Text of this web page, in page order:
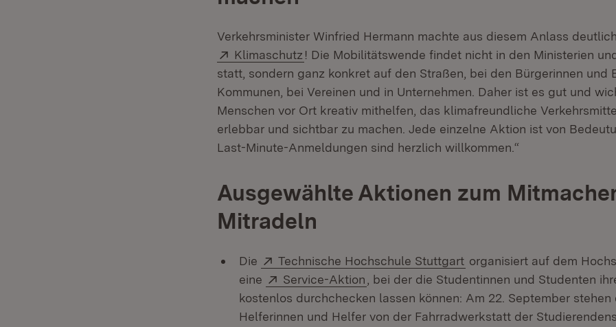
Verkehrsminister Winfried Hermann machte aus diesem Anlass
Extern:
Klimaschutz (Öffnet in neuem Fenster)
! Die Mobilitätswende findet nicht in den Ministerien
statt, sondern ganz konkret auf den Straßen, bei den Bürgerinnen und
Kommunen, bei Vereinen und in Unternehmen. Daher ist es gut und
Menschen vor Ort kreativ mithelfen, das klimafreundliche
erlebbar und sichtbar zu machen. Jede einzelne Aktion ist von
Last-Minute-Anmeldungen sind herzlich willkommen.“
Ausgewählte Aktionen zum
Mitradeln
Die Extern:
Technische Hochschule Stuttgart (Öffnet in neuem Fenster)
organisiert auf dem
eine
Extern:
Service-Aktion (Öffnet in neuem Fenster)
, bei der die Studentinnen und Studenten
kostenlos durchchecken lassen können: Am 22. September stehen
Helferinnen und Helfer von der Fahrradwerkstatt der